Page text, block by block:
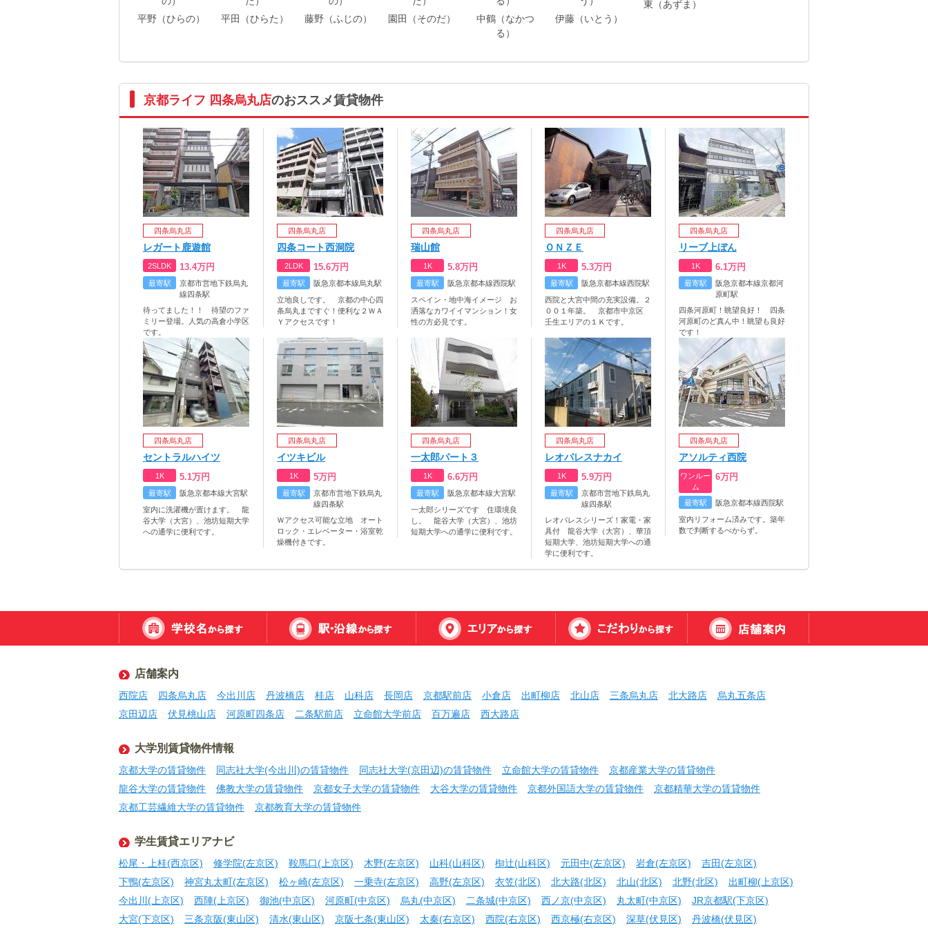
平野（ひらの） 平田（ひらた） 藤野（ふじの） 園田（そのだ）
中鶴（なかつ
る）
伊藤（いとう）
東（あずま）
京都ライフ 四条烏丸店のおススメ賃貸物件
四条烏丸店
レガート鹿遊館
2SLDK 13.4万円
最寄駅
京都市営地下鉄烏丸
線四条駅
待ってました！！ 待望のファ
ミリー登場。人気の高倉小学区
です。
四条烏丸店
四条コート西洞院
2LDK 15.6万円
最寄駅
阪急京都本線烏丸駅
立地良しです。 京都の中心四
条烏丸まですぐ！便利な２ＷＡ
Ｙアクセスです！
四条烏丸店
瑞山館
1K 5.8万円
最寄駅
阪急京都本線西院駅
スペイン・地中海イメージ お
洒落なカワイイマンション！女
性の方必見です。
四条烏丸店
ＯＮＺＥ
1K 5.3万円
最寄駅
阪急京都本線西院駅
西院と大宮中間の充実設備。２
００１年築。 京都市中京区
壬生エリアの１Ｋです。
四条烏丸店
リーブ上ぼん
1K 6.1万円
最寄駅
阪急京都本線京都河
原町駅
四条河原町！眺望良好！ 四条
河原町のど真ん中！眺望も良好
です！
四条烏丸店
セントラルハイツ
1K 5.1万円
最寄駅
阪急京都本線大宮駅
室内に洗濯機が置けます。 龍
谷大学（大宮）、池坊短期大学
への通学に便利です。
四条烏丸店
イツキビル
1K 5万円
最寄駅
京都市営地下鉄烏丸
線四条駅
Ｗアクセス可能な立地 オート
ロック・エレベーター・浴室乾
燥機付きです。
四条烏丸店
一太郎パート３
1K 6.6万円
最寄駅
阪急京都本線大宮駅
一太郎シリーズです 住環境良
し。 龍谷大学（大宮）、池坊
短期大学への通学に便利です。
四条烏丸店
レオパレスナカイ
1K 5.9万円
最寄駅
京都市営地下鉄烏丸
線四条駅
レオパレスシリーズ！家電・家
具付 龍谷大学（大宮）、華頂
短期大学、池坊短期大学への通
学に便利です。
四条烏丸店
アソルティ西院
ワンルー
ム
6万円
最寄駅
阪急京都本線西院駅
室内リフォーム済みです。築年
数で判断するべからず。
店舗案内
西院店 四条烏丸店 今出川店 丹波橋店 桂店 山科店 長岡店 京都駅前店 小倉店 出町柳店 北山店 三条烏丸店 北大路店
烏丸五条店
京田辺店
伏見桃山店 河原町四条店 二条駅前店 立命館大学前店 百万遍店 西大路店
大学別賃貸物件情報
京都大学の賃貸物件 同志社大学(今出川)の賃貸物件 同志社大学(京田辺)の賃貸物件 立命館大学の賃貸物件
京都産業大学の賃貸物件
龍谷大学の賃貸物件
佛教大学の賃貸物件 京都女子大学の賃貸物件 大谷大学の賃貸物件 京都外国語大学の賃貸物件
京都精華大学の賃貸物件
京都工芸繊維大学の賃貸物件
京都教育大学の賃貸物件
学生賃貸エリアナビ
松尾・上桂(西京区) 修学院(左京区) 鞍馬口(上京区) 木野(左京区) 山科(山科区) 椥辻(山科区) 元田中(左京区) 岩倉(左京区)
吉田(左京区)
下鴨(左京区)
神宮丸太町(左京区) 松ヶ崎(左京区) 一乗寺(左京区) 高野(左京区) 衣笠(北区) 北大路(北区) 北山(北区) 北野(北区)
出町柳(上京区)
今出川(上京区)
西陣(上京区) 御池(中京区) 河原町(中京区) 烏丸(中京区) 二条城(中京区) 西ノ京(中京区) 丸太町(中京区)
JR京都駅(下京区)
大宮(下京区)
三条京阪(東山区) 清水(東山区) 京阪七条(東山区) 太秦(右京区) 西院(右京区) 西京極(右京区) 深草(伏見区) 丹波橋(伏見区)